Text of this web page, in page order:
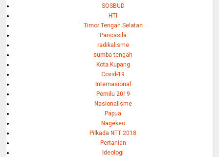
SOSBUD
HTI
Timor Tengah Selatan
Pancasila
radikalisme
sumba tengah
Kota Kupang
Covid-19
Internasional
Pemilu 2019
Nasionalisme
Papua
Nagekeo
Pilkada NTT 2018
Pertanian
Ideologi